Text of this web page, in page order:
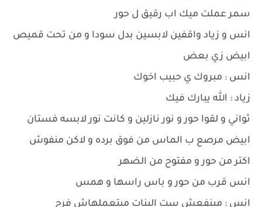
سمر عملت ميك اب رقيق ل حور
انس و زياد واقفين لابسين بدل سودا و من تحت قميص
ابيض زي بعض
انس : مبروك ي حبيب اخوك
زياد : الله يبارك فيك
ثواني و لقوا حور و نور نازلين و كانت نور لابسه فستان
ابيض مرصع ب الماس من فوق برده و لاكن منفوش
اكتر من حور و مفتوح من الضهر
انس قرب من حور و باس راسها و همس
انس : مينفعش ست البنات ميتعملهاش فرح